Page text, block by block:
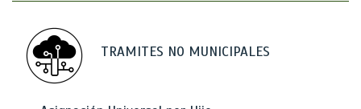
TRAMITES NO MUNICIPALES